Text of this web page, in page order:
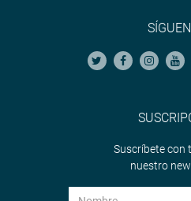
Suscríbete con
nuestro